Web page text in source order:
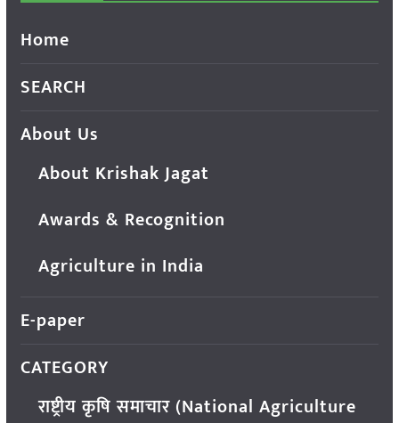
Home
SEARCH
About Us
About Krishak Jagat
Awards & Recognition
Agriculture in India
E-paper
CATEGORY
राष्ट्रीय कृषि समाचार (National Agriculture